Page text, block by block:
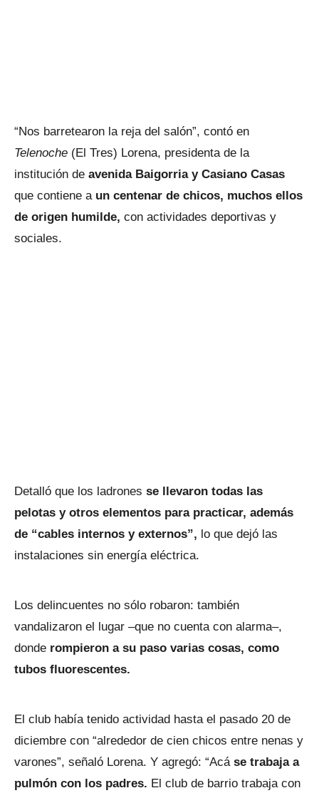
“Nos barretearon la reja del salón”, contó en
Telenoche (El Tres) Lorena, presidenta de la
institución de avenida Baigorria y Casiano Casas
que contiene aun centenar de chicos, muchos ellos
de origen humilde, con actividades deportivas y
sociales.
Detalló que los ladrones se llevaron todas las
pelotas y otros elementos para practicar, además
de “cables internos y externos”, lo que dejó las
instalaciones sin energía eléctrica.
Los delincuentes no sólo robaron: también
vandalizaron el lugar –que no cuenta con alarma–,
donde rompieron a su paso varias cosas, como
tubos fluorescentes.
El club había tenido actividad hasta el pasado 20 de
diciembre con “alrededor de cien chicos entre nenas y
varones”, señaló Lorena. Y agregó: “Acáse trabaja a
pulmón con los padres. El club de barrio trabaja con